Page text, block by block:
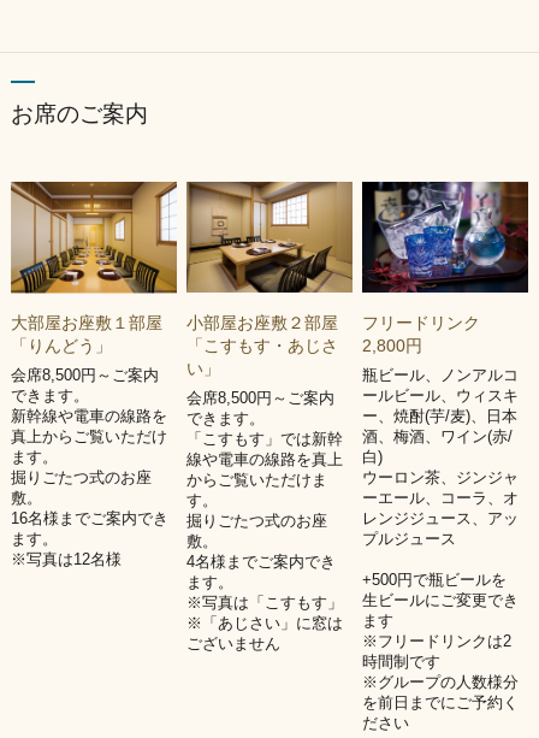
お席のご案内
大部屋お座敷１部屋
「りんどう」
会席8,500円～ご案内
できます。
新幹線や電車の線路を
真上からご覧いただけ
ます。
掘りごたつ式のお座
敷。
16名様までご案内でき
ます。
※写真は12名様
小部屋お座敷２部屋
「こすもす・あじさ
い」
会席8,500円～ご案内
できます。
「こすもす」では新幹
線や電車の線路を真上
からご覧いただけま
す。
掘りごたつ式のお座
敷。
4名様までご案内でき
ます。
※写真は「こすもす」
※「あじさい」に窓は
ございません
フリードリンク
2,800円
瓶ビール、ノンアルコ
ールビール、ウィスキ
ー、焼酎(芋/麦)、日本
酒、梅酒、ワイン(赤/
白)
ウーロン茶、ジンジャ
ーエール、コーラ、オ
レンジジュース、アッ
プルジュース
+500円で瓶ビールを
生ビールにご変更でき
ます
※フリードリンクは2
時間制です
※グループの人数様分
を前日までにご予約く
ださい